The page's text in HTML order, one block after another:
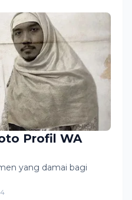
Profil WA
yang damai bagi